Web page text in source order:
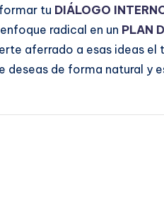
tu DIÁLOGO
radical en un PLAN
aferrado a esas ideas
deseas de forma natural y